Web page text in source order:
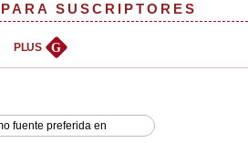
SUSCRIPTORES
PLUS G
fuente preferida en